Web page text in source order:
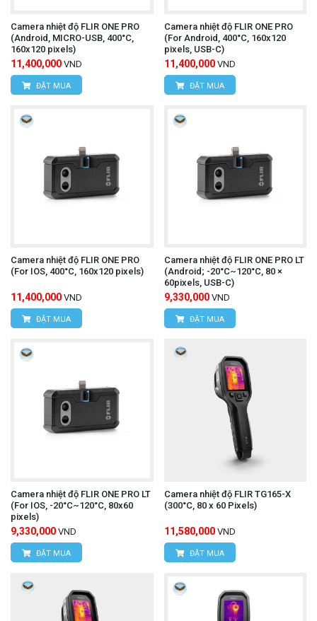
Văn phòng giao dịch:Số nhà 20D, ngõ 16/28
Đỗ Xuân Hợp, Phường Mỹ Đình 1, Quận Nam
Từ Liêm, TP Hà Nội
vantien2307@gmail.com
Website:www.hungnguyentech.vn
HÙNG NGUYÊN TECH - TP HỒ CHÍ MINH
Kiên, Huyện Bình Chánh, Thành phố Hồ Chí
Minh
Điện thoại:
0934.616.395
Website:
www.hungnguyentech.vn
Camera nhiệt độ FLIR ONE PRO
(Android, MICRO-USB, 400°C,
160x120 pixels)
11,400,000 VND
ĐẶT MUA
Camera nhiệt độ FLIR ONE PRO
(For Android, 400°C, 160x120
pixels, USB-C)
11,400,000 VND
ĐẶT MUA
Camera nhiệt độ FLIR ONE PRO
(For IOS, 400°C, 160x120 pixels)
11,400,000 VND
ĐẶT MUA
Camera nhiệt độ FLIR ONE PRO LT
(Android; -20°C~120°C, 80 ×
60pixels, USB-C)
9,330,000 VND
ĐẶT MUA
Camera nhiệt độ FLIR ONE PRO LT
(For IOS, -20°C~120°C, 80x60
pixels)
9,330,000 VND
ĐẶT MUA
Camera nhiệt độ FLIR TG165-X
(300°C, 80 x 60 Pixels)
11,580,000 VND
ĐẶT MUA